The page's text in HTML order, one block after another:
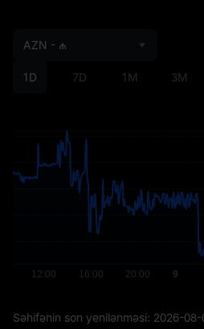
1D 7D 1M 3M
AZN - ₼
Səhifənin son yenilənməsi: 2026-